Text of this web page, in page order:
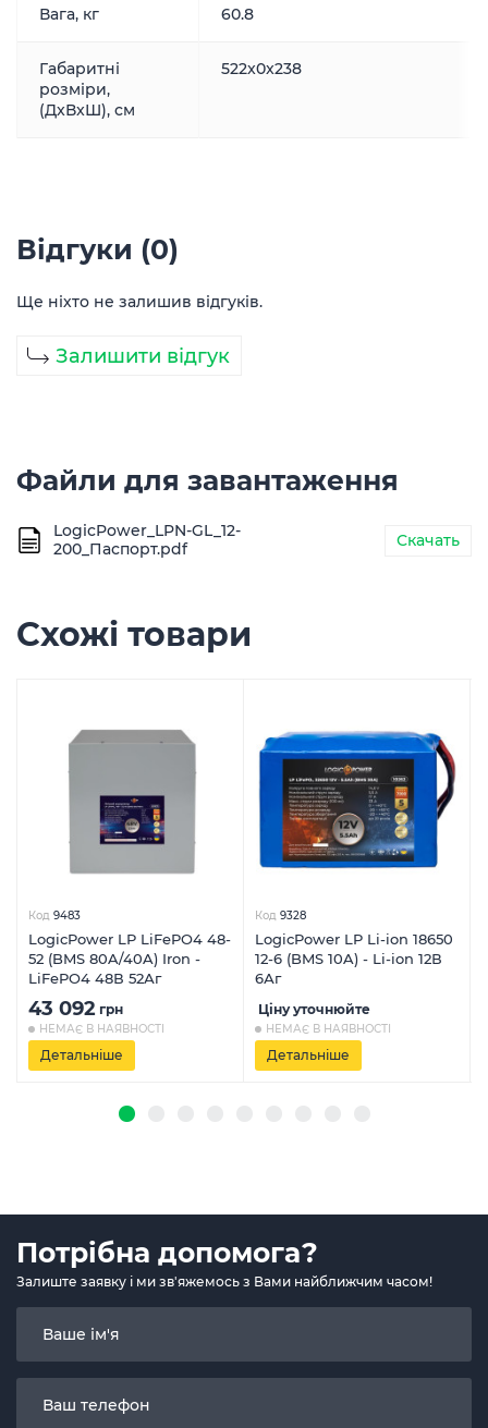
Вага, кг 60.8
Габаритні
розміри,
(ДxВxШ), см
522x0x238
Відгуки (0)
Ще ніхто не залишив відгуків.
Залишити відгук
Файли для завантаження
LogicPower_LPN-GL_12-
200_Паспорт.pdf
Скачать
Схожі товари
Код 9483
LogicPower LP LiFePO4 48-
52 (BMS 80A/40A) Iron -
LiFePO4 48В 52Аг
43 092 грн
НЕМАЄ В НАЯВНОСТІ
Детальніше
Код 9328
LogicPower LP Li-ion 18650
12-6 (BMS 10A) - Li-ion 12В
6Аг
Ціну уточнюйте
НЕМАЄ В НАЯВНОСТІ
Детальніше
Потрібна допомога?
Залиште заявку і ми зв'яжемось з Вами найближчим часом!